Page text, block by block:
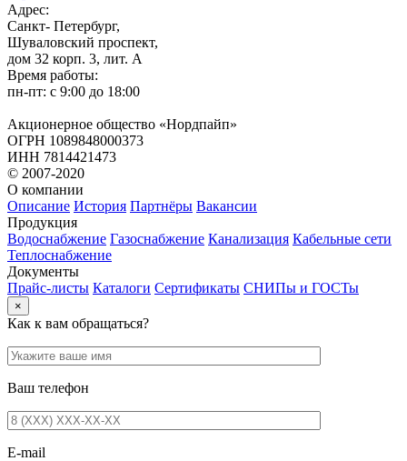
Адрес:
Санкт- Петербург,
Шуваловский проспект,
дом 32 корп. 3, лит. А
Время работы:
пн-пт: с 9:00 до 18:00
Акционерное общество «Нордпайп»
ОГРН 1089848000373
ИНН 7814421473
© 2007-2020
О компании
Описание История Партнёры Вакансии
Продукция
Водоснабжение Газоснабжение Канализация Кабельные сети
Теплоснабжение
Документы
Прайс-листы Каталоги Сертификаты СНИПы и ГОСТы
×
Как к вам обращаться?
Ваш телефон
E-mail